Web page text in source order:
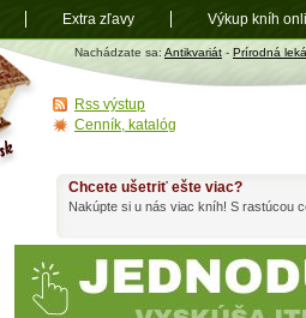
Antikvariát
shop.sk
Nachádzate sa: Antikvariát - Prírodná
Chcete ušetriť ešte viac?
Nakúpte si u nás viac kníh! S rastúcou
Rss výstup
Cenník, katalóg
Extra zľavy Výkup kníh